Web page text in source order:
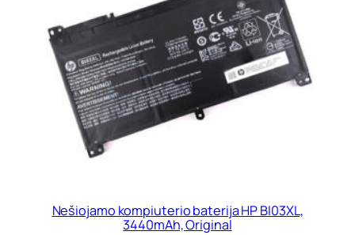
Nešiojamo kompiuterio baterija HP BI03XL,
3440mAh, Original